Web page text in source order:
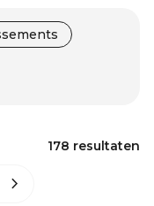
178 resultaten